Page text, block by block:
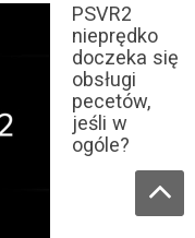
PSVR2
nieprędko
doczeka się
obsługi
pecetów,
jeśli w
ogóle?